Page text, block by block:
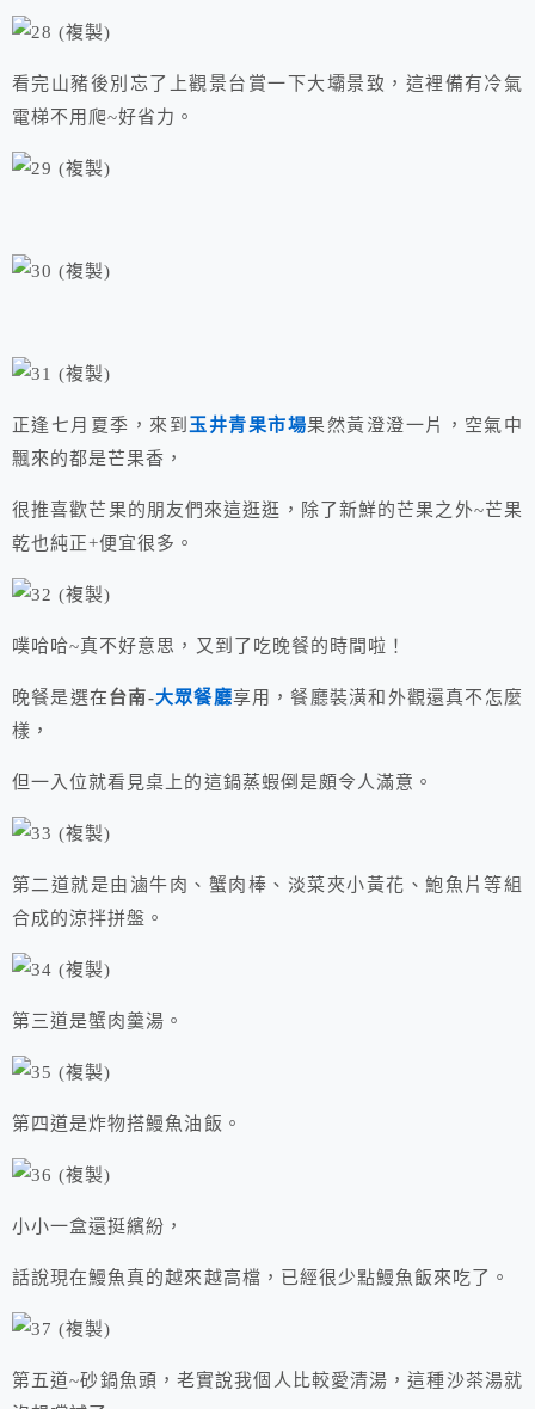
看完山豬後別忘了上觀景台賞一下大壩景致，這裡備有冷氣
電梯不用爬~好省力。
正逢七月夏季，來到玉井青果市場果然黃澄澄一片，空氣中
飄來的都是芒果香，
很推喜歡芒果的朋友們來這逛逛，除了新鮮的芒果之外~芒果
乾也純正+便宜很多。
噗哈哈~真不好意思，又到了吃晚餐的時間啦！
晚餐是選在台南-大眾餐廳享用，餐廳裝潢和外觀還真不怎麼
樣，
但一入位就看見桌上的這鍋蒸蝦倒是頗令人滿意。
第二道就是由滷牛肉、蟹肉棒、淡菜夾小黃花、鮑魚片等組
合成的涼拌拼盤。
第三道是蟹肉羹湯。
第四道是炸物搭鰻魚油飯。
小小一盒還挺繽紛，
話說現在鰻魚真的越來越高檔，已經很少點鰻魚飯來吃了。
第五道~砂鍋魚頭，老實說我個人比較愛清湯，這種沙茶湯就